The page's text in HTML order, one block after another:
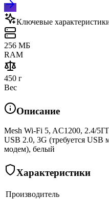
Ключевые
256 МБ
RAM
450 г
Вес
Описание
Mesh Wi-Fi 5, AC1200, 2.4/
USB 2.0, 3G (требуется USB
модем), белый
Характеристики
Производитель